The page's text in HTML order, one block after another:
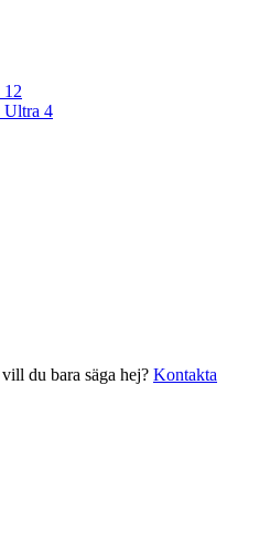
12
Ultra 4
du bara säga hej? Kontakta